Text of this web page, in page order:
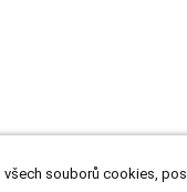
všech souborů cookies,